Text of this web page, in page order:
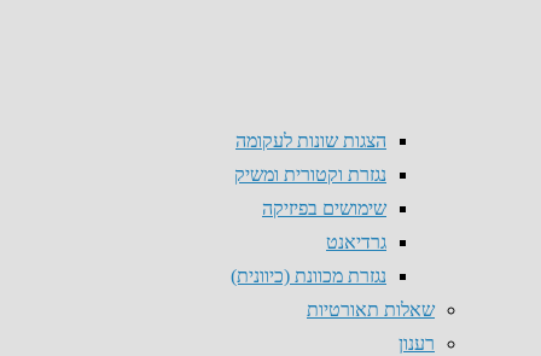
הצגות שונות לעקומה
נגזרת וקטורית ומשיק
שימושים בפיזיקה
גרדיאנט
נגזרת מכוונת (כיוונית)
שאלות תאורטיות
רענון